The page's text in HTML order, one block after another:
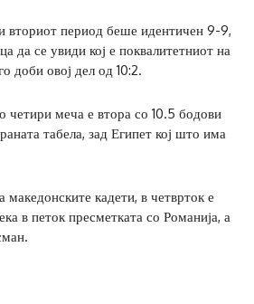
вториот период беше идентичен 9-9,
да се увиди кој е поквалитетниот на
доби овој дел од 10:2.
четири меча е втора со 10.5 бодови
табела, зад Египет кој што има
македонските кадети, в четврток е
в петок пресметката со Романија, а